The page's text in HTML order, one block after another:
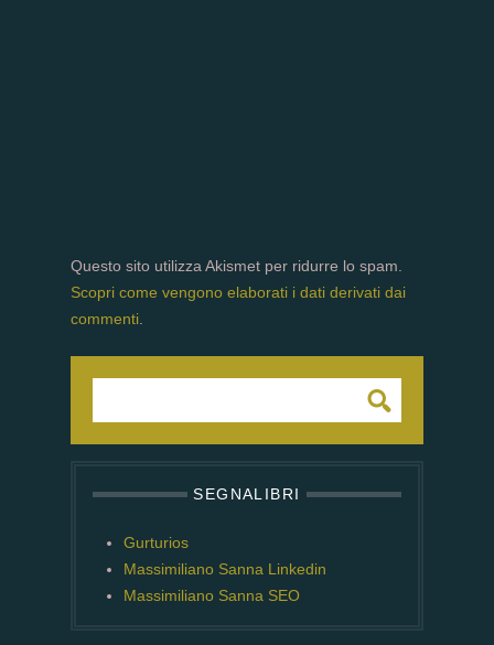
Questo sito utilizza Akismet per ridurre lo spam.
Scopri come vengono elaborati i dati derivati dai
commenti
SEGNALIBRI
Gurturios
Massimiliano Sanna Linkedin
Massimiliano Sanna SEO